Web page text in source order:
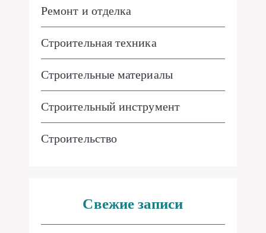
Ремонт и отделка
Строительная техника
Строительные материалы
Строительный инструмент
Строительство
Свежие записи